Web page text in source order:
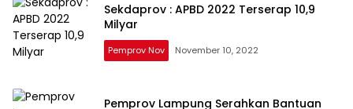
Sekdaprov : APBD 2022 Terserap 10,9
Milyar
Pemprov Nov November 10, 2022
Pemprov Lampung Serahkan Bantuan